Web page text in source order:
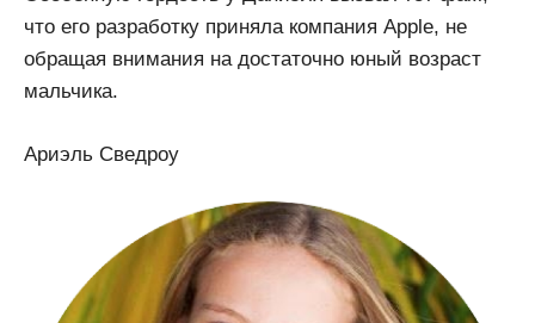
что его разработку приняла компания Apple, не
обращая внимания на достаточно юный возраст
мальчика.
Ариэль Сведроу